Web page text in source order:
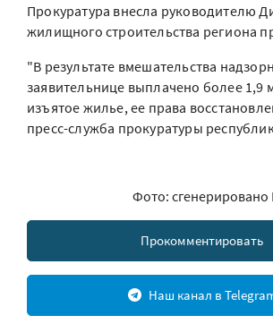
Прокуратура внесла руководителю
жилищного строительства региона
"В результате вмешательства
заявительнице выплачено более 1,9
изъятое жилье, ее права
пресс-служба прокуратуры
Фото: сгенерировано
Прокомментировать
Наш канал в